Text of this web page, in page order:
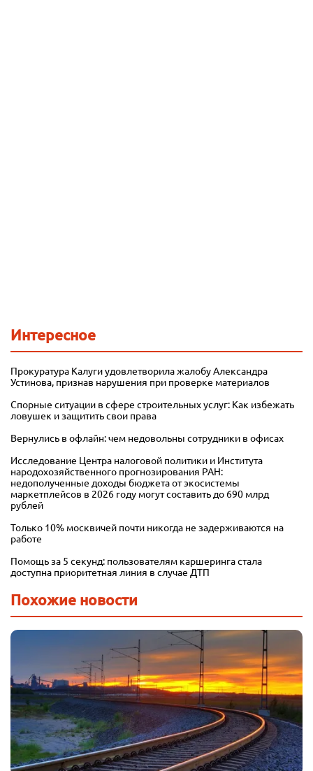
Интересное
Прокуратура Калуги удовлетворила жалобу Александра
Устинова, признав нарушения при проверке материалов
Спорные ситуации в сфере строительных услуг: Как избежать
ловушек и защитить свои права
Вернулись в офлайн: чем недовольны сотрудники в офисах
Исследование Центра налоговой политики и Института
народохозяйственного прогнозирования РАН:
недополученные доходы бюджета от экосистемы
маркетплейсов в 2026 году могут составить до 690 млрд
рублей
Только 10% москвичей почти никогда не задерживаются на
работе
Помощь за 5 секунд: пользователям каршеринга стала
доступна приоритетная линия в случае ДТП
Похожие новости